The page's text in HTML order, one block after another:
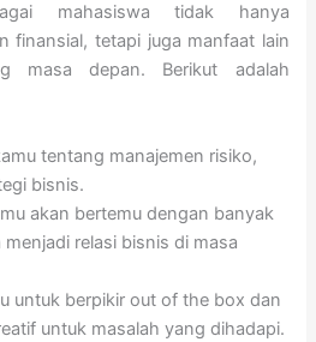
mahasiswa tidak hanya
finansial, tetapi juga manfaat lain
masa depan. Berikut adalah
tentang manajemen risiko,
bisnis.
akan bertemu dengan banyak
relasi bisnis di masa
untuk berpikir out of the box dan
untuk masalah yang dihadapi.